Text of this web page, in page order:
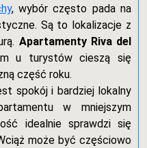
, wybór często pada na
Są to lokalizacje z
Apartamenty Riva del
u turystów cieszą się
część roku.
spokój i bardziej lokalny
w mniejszym
idealnie sprawdzi się
może być częściowo